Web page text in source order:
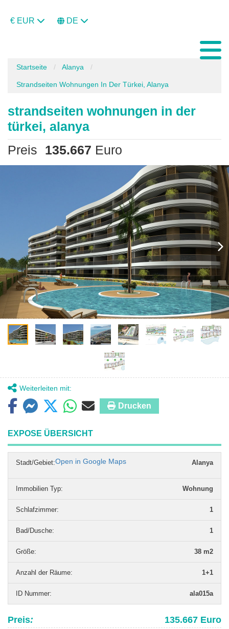
€ EUR DE
Startseite Alanya
Strandseiten Wohnungen In Der Türkei, Alanya
strandseiten wohnungen in der
türkei, alanya
Preis
135.667 Euro
Weiterleiten mit:
Drucken
EXPOSE ÜBERSICHT
Stadt/Gebiet: Alanya
Open in Google Maps
Immobilien Typ: Wohnung
Schlafzimmer: 1
Bad/Dusche: 1
Grö­ße: 38 m2
Anzahl der Räume: 1+1
ID Nummer: ala015a
Preis: 135.667 Euro